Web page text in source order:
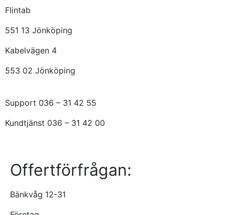
Flintab
551 13 Jönköping
Kabelvägen 4
553 02 Jönköping
Support 036 – 31 42 55
Kundtjänst 036 – 31 42 00
Offertförfrågan:
Bänkvåg 12-31